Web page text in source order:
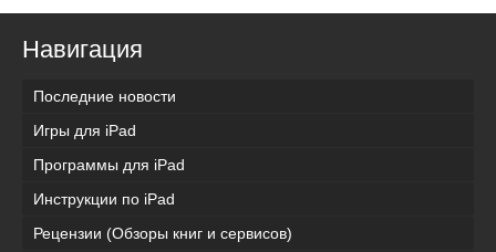
Навигация
Последние новости
Игры для iPad
Программы для iPad
Инструкции по iPad
Рецензии (Обзоры книг и сервисов)